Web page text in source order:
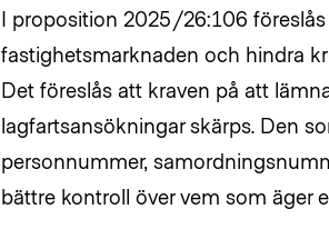
I proposition 2025/26:106
fastighetsmarknaden och hindra
Det föreslås att kraven på att
lagfartsansökningar skärps. Den
personnummer,
bättre kontroll över vem som äger